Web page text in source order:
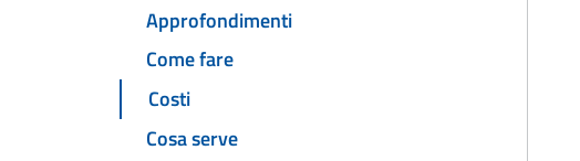
Approfondimenti
Come fare
Costi
Cosa serve